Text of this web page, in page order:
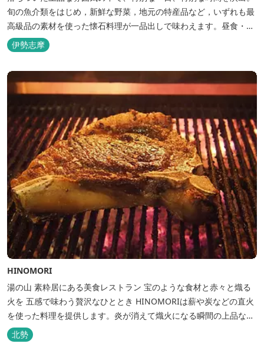
旬の魚介類をはじめ，新鮮な野菜，地元の特産品など，いずれも最
高級品の素材を使った懐石料理が一品出しで味わえます。昼食・夕
食・宿泊ができます。
伊勢志摩
HINOMORI
湯の山 素粋居にある美食レストラン 宝のような食材と赤々と熾る
火を 五感で味わう贅沢なひととき HINOMORIは薪や炭などの直火
を使った料理を提供します。炎が消えて熾火になる瞬間の上品な香
りを海産物にまとわせたり、熟成させた上質な牛肉を塊でじっくり
とローストしたり。炎が生み出す味わいの繊細さと豪快さをコース
北勢